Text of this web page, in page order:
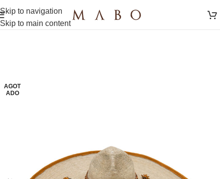
Skip to navigation
Skip to main content
AGOT
ADO